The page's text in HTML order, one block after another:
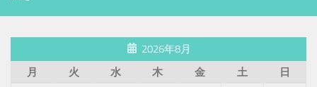
2026年8月
月
火 水 木 金 土
日